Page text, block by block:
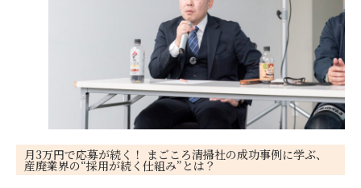
月3万円で応募が続く！ まごころ清掃社の成功事例に学ぶ、
産廃業界の“採用が続く仕組み”とは？